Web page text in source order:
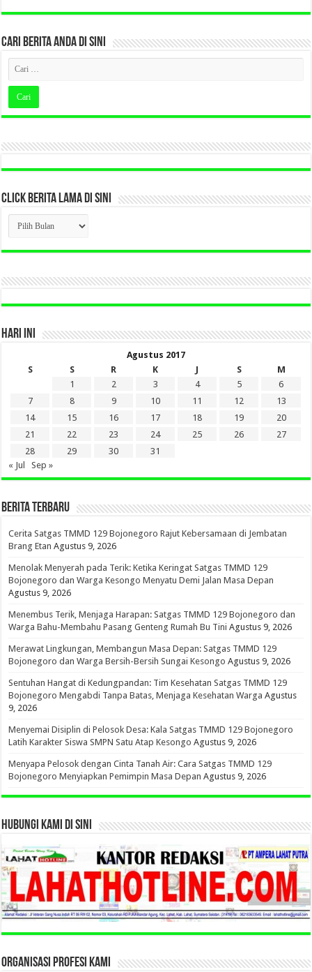
CARI BERITA ANDA DI SINI
CLICK BERITA LAMA DI SINI
CLICK
BERITA
LAMA
DI
HARI INI
Agustus 2017
S
S R K J S
M
1
2 3 4 5
6
7
8 9 10 11 12
13
14
15 16 17 18 19
20
21
22 23 24 25 26
27
28
29 30
31
« Jul
Sep »
BERITA TERBARU
Cerita Satgas TMMD 129 Bojonegoro Rajut Kebersamaan di Jembatan
Brang Etan Agustus 9, 2026
Menolak Menyerah pada Terik: Ketika Keringat Satgas TMMD 129
Bojonegoro dan Warga Kesongo Menyatu Demi Jalan Masa Depan
Agustus 9, 2026
Menembus Terik, Menjaga Harapan: Satgas TMMD 129 Bojonegoro dan
Warga Bahu-Membahu Pasang Genteng Rumah Bu Tini Agustus 9, 2026
Merawat Lingkungan, Membangun Masa Depan: Satgas TMMD 129
Bojonegoro dan Warga Bersih-Bersih Sungai Kesongo Agustus 9, 2026
Sentuhan Hangat di Kedungpandan: Tim Kesehatan Satgas TMMD 129
Bojonegoro Mengabdi Tanpa Batas, Menjaga Kesehatan Warga Agustus
9, 2026
Menyemai Disiplin di Pelosok Desa: Kala Satgas TMMD 129 Bojonegoro
Latih Karakter Siswa SMPN Satu Atap Kesongo Agustus 9, 2026
Menyapa Pelosok dengan Cinta Tanah Air: Cara Satgas TMMD 129
Bojonegoro Menyiapkan Pemimpin Masa Depan Agustus 9, 2026
HUBUNGI KAMI DI SINI
ORGANISASI PROFESI KAMI